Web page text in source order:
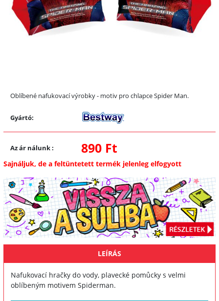
Oblíbené nafukovací výrobky - motiv pro chlapce Spider Man.
Gyártó:
Az ár nálunk: 890 Ft
Sajnáljuk, de a feltüntetett termék jelenleg elfogyott
LEÍRÁS
Nafukovací hračky do vody, plavecké pomůcky s velmi
oblíbeným motivem Spiderman.